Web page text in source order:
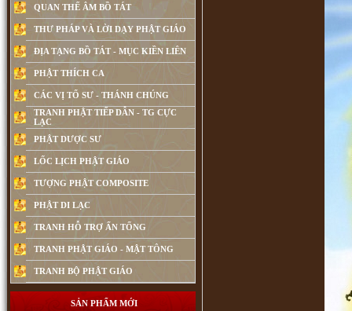
QUAN THẾ ÂM BỒ TÁT
THƯ PHÁP VÀ LỜI DẠY PHẬT GIÁO
ĐỊA TẠNG BỒ TÁT - MỤC KIỀN LIÊN
PHẬT THÍCH CA
CÁC VỊ TỔ SƯ - THÁNH CHÚNG
TRANH PHẬT TIẾP DẪN - TG CỰC
LẠC
PHẬT DƯỢC SƯ
LỐC LỊCH PHẬT GIÁO
TƯỢNG PHẬT COMPOSITE
PHẬT DI LẠC
TRANH HỖ TRỢ ẤN TỐNG
TRANH PHẬT GIÁO - MẬT TÔNG
TRANH BỘ PHẬT GIÁO
SẢN PHẨM MỚI
Bổn Sư Thích Ca Mâu Ni Phật (2146)